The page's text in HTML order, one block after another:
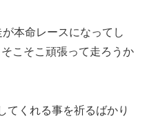
本命レースになってし
こそこ頑張って走ろうか
てくれる事を祈るばかり